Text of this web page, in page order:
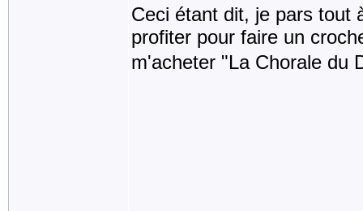
Ceci étant dit, je pars tout
profiter pour faire un
m'acheter "La Chorale du